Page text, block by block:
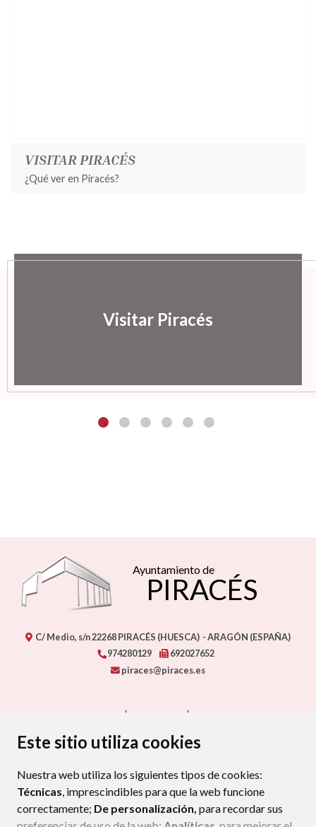
Este sitio utiliza cookies
Nuestra web utiliza los siguientes tipos de cookies:
Técnicas, imprescindibles para que la web funcione
correctamente; De personalización, para recordar sus
VISITAR PIRACÉS
¿Qué ver en Piracés?
Visitar Piracés
Ayuntamiento de
PIRACÉS
C/ Medio, s/n22268PIRACÉS (HUESCA) - ARAGÓN (ESPAÑA)
974280129
692027652
piraces@piraces.es
PROTECCIÓN DE DATOS
POLÍTICA DE COOKIES